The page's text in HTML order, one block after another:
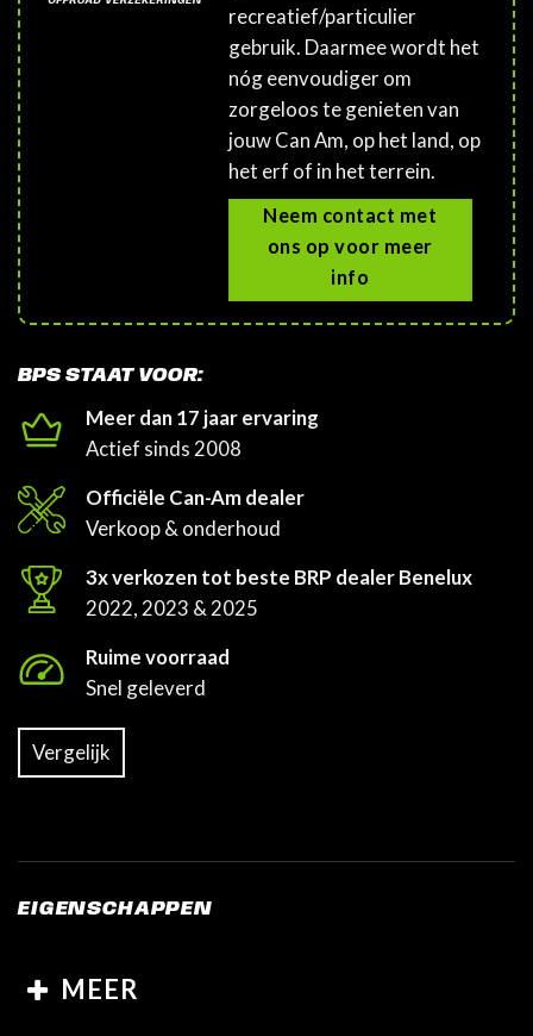
recreatief/particulier
gebruik. Daarmee wordt het
nóg eenvoudiger om
zorgeloos te genieten van
jouw Can Am, op het land, op
het erf of in het terrein.
Neem contact met
ons op voor meer
info
BPS STAAT VOOR:
Meer dan 17 jaar ervaring
Actief sinds 2008
Officiële Can-Am dealer
Verkoop & onderhoud
3x verkozen tot beste BRP dealer Benelux
2022, 2023 & 2025
Ruime voorraad
Snel geleverd
Vergelijk
EIGENSCHAPPEN
MEER